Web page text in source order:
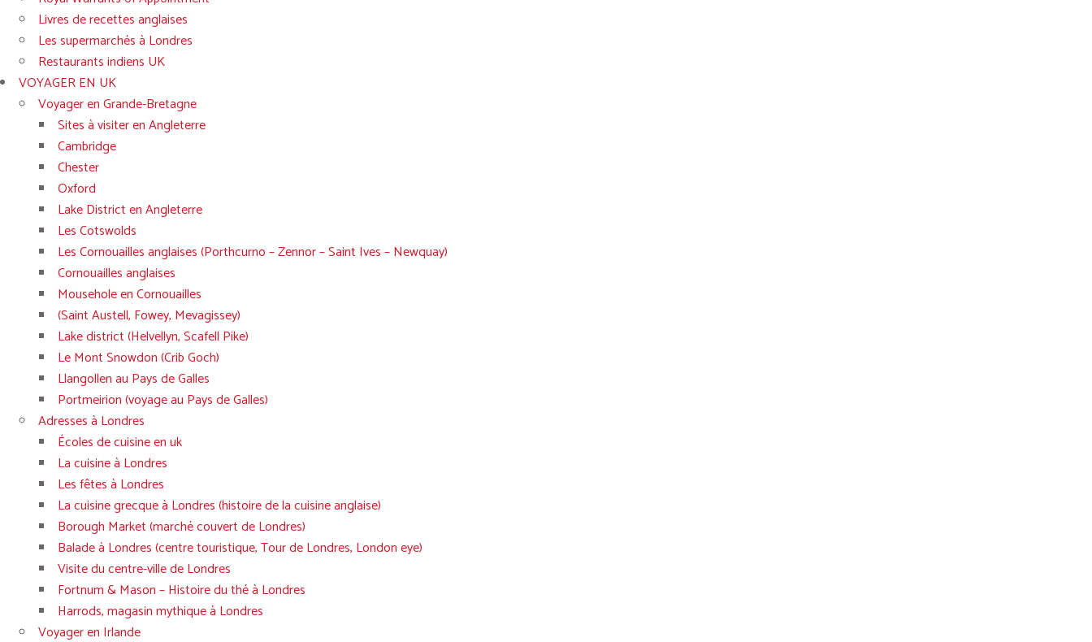
Livres de recettes anglaises
Les supermarchés à Londres
Restaurants indiens UK
VOYAGER EN UK
Voyager en Grande-Bretagne
Sites à visiter en Angleterre
Cambridge
Chester
Oxford
Lake District en Angleterre
Les Cotswolds
Les Cornouailles anglaises (Porthcurno – Zennor – Saint Ives – Newquay)
Cornouailles anglaises
Mousehole en Cornouailles
(Saint Austell, Fowey, Mevagissey)
Lake district (Helvellyn, Scafell Pike)
Le Mont Snowdon (Crib Goch)
Llangollen au Pays de Galles
Portmeirion (voyage au Pays de Galles)
Adresses à Londres
Écoles de cuisine en uk
La cuisine à Londres
Les fêtes à Londres
La cuisine grecque à Londres (histoire de la cuisine anglaise)
Borough Market (marché couvert de Londres)
Balade à Londres (centre touristique, Tour de Londres, London eye)
Visite du centre-ville de Londres
Fortnum & Mason – Histoire du thé à Londres
Harrods, magasin mythique à Londres
Voyager en Irlande